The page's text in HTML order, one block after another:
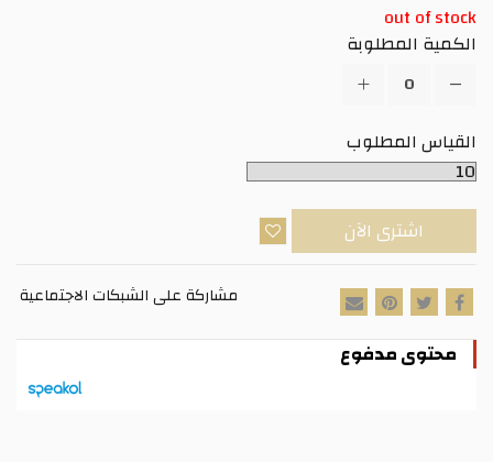
out of stock
الكمية المطلوبة
القياس المطلوب
اشترى الآن
مشاركة على الشبكات الاجتماعية
محتوى مدفوع